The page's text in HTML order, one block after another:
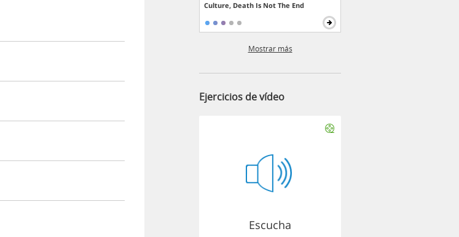
Culture, Death Is Not The End
Mostrar más
Ejercicios de vídeo
Escucha